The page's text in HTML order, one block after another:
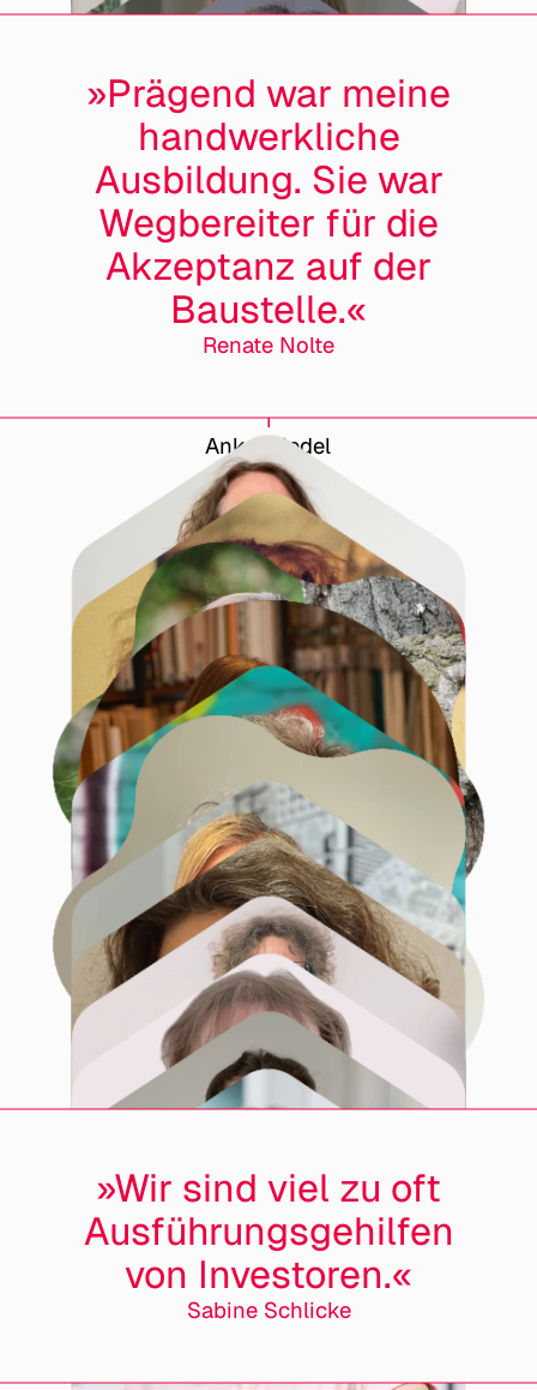
»Prägend war meine
handwerkliche
Ausbildung. Sie war
Wegbereiter für die
Akzeptanz auf der
Baustelle.«
Renate Nolte
Anke Friedel
Bettina Spillecke
Claudia Blaurock
Katia Pfau
Nadine Hartan
Dr. Sabine Fischer
Henrike Schoper
Marén Kupke
Pamela Voigt
Renate Nolte
Lea Scholz
Anja Schilde
»Wir sind viel zu oft
Ausführungs­gehilfen
von Investoren.«
Sabine Schlicke